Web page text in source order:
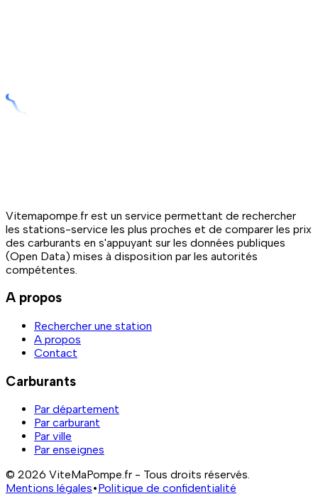
Vitemapompe.fr est un service permettant de rechercher
les stations-service les plus proches et de comparer les prix
des carburants en s'appuyant sur les données publiques
(Open Data) mises à disposition par les autorités
compétentes.
A propos
Rechercher une station
A propos
Contact
Carburants
Par département
Par carburant
Par ville
Par enseignes
© 2026 ViteMaPompe.fr - Tous droits réservés.
Mentions légales•Politique de confidentialité